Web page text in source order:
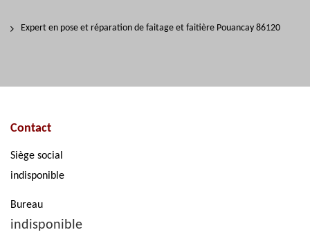
Expert en pose et réparation de faitage et faitière Pouancay 86120
Contact
Siège social
indisponible
Bureau
indisponible